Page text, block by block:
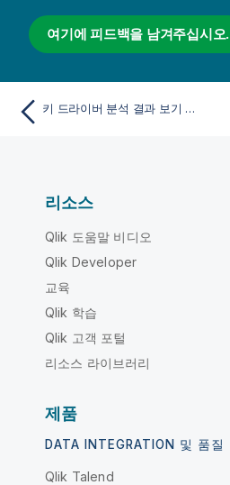
여기에 피드백을 남겨주십시오.
키 드라이버 분석 결과 보기 및 해석
리소스
Qlik 도움말 비디오
Qlik Developer
교육
Qlik 학습
Qlik 고객 포털
리소스 라이브러리
제품
DATA INTEGRATION 및 품질
Qlik Talend